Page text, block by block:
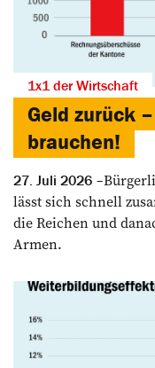
1x1 der Wirtschaft
Geld zurück
brauchen!
27. Juli 2026
lässt sich schnell
die Reichen und
Armen.